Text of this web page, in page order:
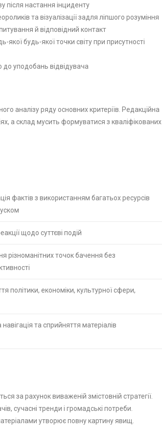
після настання інциденту
та візуалізації задля ліпшого розуміння
й відповідний контакт
якої будь-якої точки світу при присутності
до уподобань відвідувача
аналізу ряду основних критеріїв. Редакційна
а склад мусить формуватися з кваліфікованих
фактів з використанням багатьох ресурсів
щодо суттєві подій
різноманітних точок бачення без
політики, економіки, культурної сфери,
та сприйняття матеріалів
за рахунок виваженій змістовній стратегії.
сучасні тренди і громадські потреби.
утворює повну картину явищ.